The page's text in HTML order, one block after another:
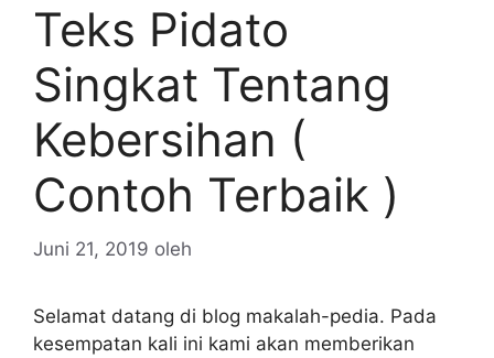
Teks Pidato
Singkat Tentang
Kebersihan (
Contoh Terbaik )
Juni 21, 2019 oleh
Selamat datang di blog makalah-pedia. Pada
kesempatan kali ini kami akan memberikan